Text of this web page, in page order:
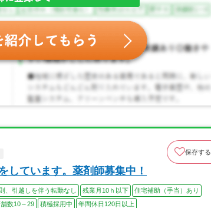
保存する
しています。薬剤師募集中！
、引越しを伴う転勤なし 残業月10ｈ以下
住宅補助（手当）あり
舗数10～29 積極採用中 年間休日120日以上